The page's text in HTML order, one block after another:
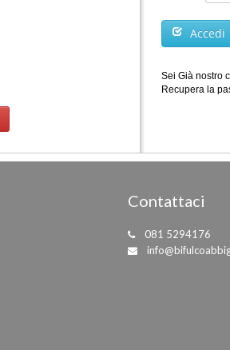
Accedi
Sei Già nostro
Recupera la
Contattaci
081 5294176